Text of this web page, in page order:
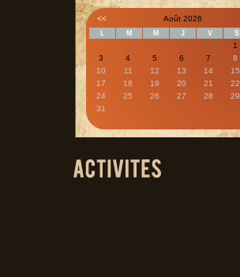
<< Août 2026
L M M J V S
1
3
4 5 6 7 8
10
11 12 13 14 15
17
18 19 20 21 22
24
25 26 27 28 29
31